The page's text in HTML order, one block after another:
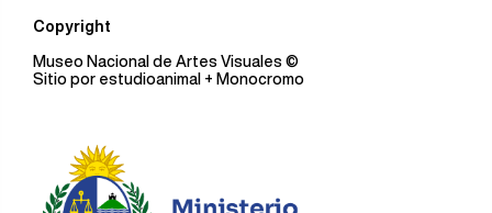
Copyright
Museo Nacional de Artes Visuales ©
Sitio por estudioanimal + Monocromo